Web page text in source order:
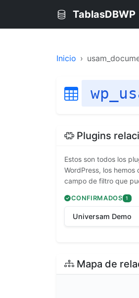
TablasDBWP
Inicio
Plugins
Estos son todos los
WordPress, los
campo de filtro que
CONFIRMADOS 1
Universam Demo
Mapa de